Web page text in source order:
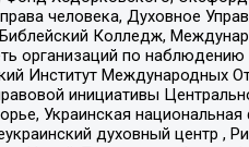
человека, Духовное
Колледж,
организаций по
Институт
инициативы
Украинская
духовный центр ,